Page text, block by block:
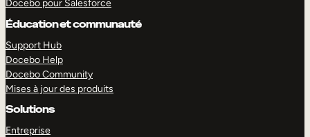
Docebo pour Salesforce
Éducation et communauté
Support Hub
Docebo Help
Docebo Community
Mises à jour des produits
Solutions
Entreprise